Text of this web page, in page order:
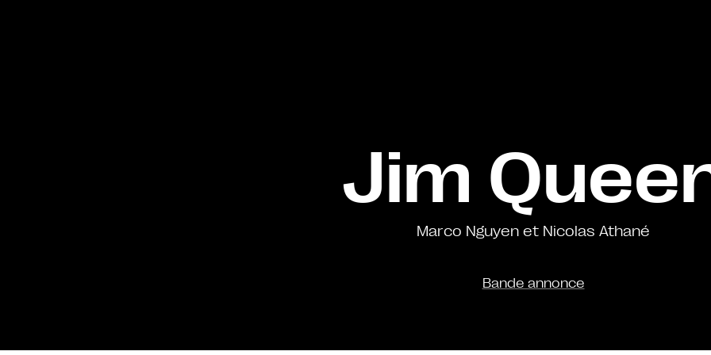
Jim
Marco Nguyen et Nicolas Athané
Bande annonce